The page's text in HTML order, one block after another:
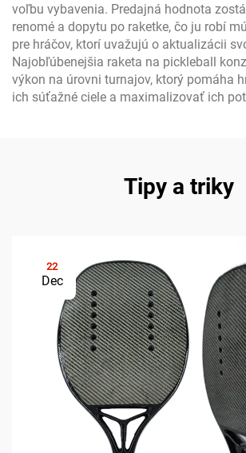
voľbu vybavenia. Predajná hodnota
renomé a dopytu po raketke, čo ju robí
pre hráčov, ktorí uvažujú o aktualizácii
Najobľúbenejšia raketa na pickleball
výkon na úrovni turnajov, ktorý pomáha
ich súťažné ciele a maximalizovať ich
Tipy a triky
22
Dec